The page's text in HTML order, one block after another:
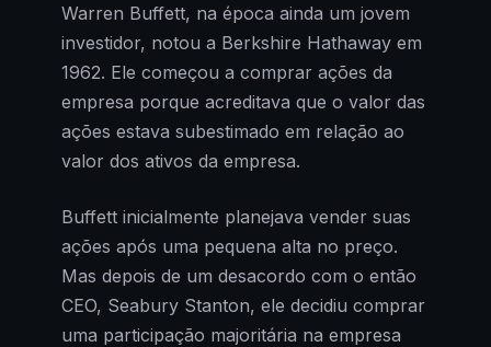
Warren Buffett, na época ainda um jovem
investidor, notou a Berkshire Hathaway em
1962. Ele começou a comprar ações da
empresa porque acreditava que o valor das
ações estava subestimado em relação ao
valor dos ativos da empresa.
Buffett inicialmente planejava vender suas
ações após uma pequena alta no preço.
Mas depois de um desacordo com o então
CEO, Seabury Stanton, ele decidiu comprar
uma participação majoritária na empresa